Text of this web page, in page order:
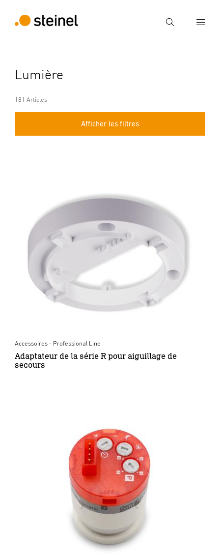
Recherche
Recherche
Lumière
181 Articles
Afficher les filtres
Accessoires - Professional Line
Adaptateur de la série R pour aiguillage de
secours